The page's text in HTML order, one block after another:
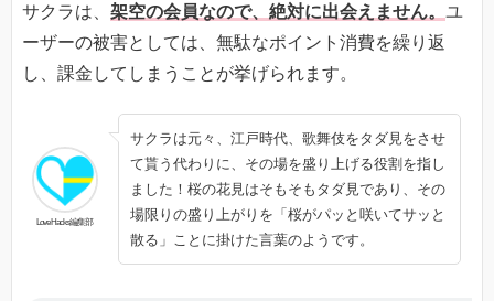
サクラは、 架空の会員なので、絶対に出会えません。 ユ
ーザーの被害としては、無駄なポイント消費を繰り返
し、課金してしまうことが挙げられます。
Love Hacks編集部
サクラは元々、江戸時代、歌舞伎をタダ見をさせ
て貰う代わりに、その場を盛り上げる役割を指し
ました！桜の花見はそもそもタダ見であり、その
場限りの盛り上がりを「桜がパッと咲いてサッと
散る」ことに掛けた言葉のようです。